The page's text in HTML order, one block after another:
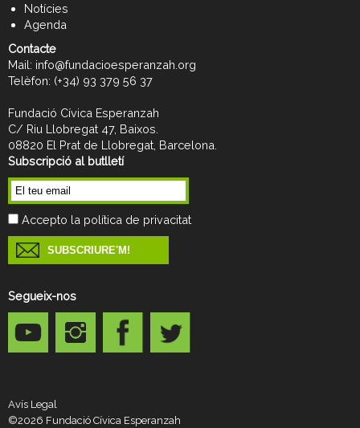
Notícies
Agenda
Contacte
Mail: info@fundacioesperanzah.org
Telèfon: (+34) 93 379 56 37
Fundació Cívica Esperanzah
C/ Riu Llobregat 47, Baixos.
08820 El Prat de Llobregat, Barcelona.
Subscripció al butlletí
Accepto la política de privacitat
Segueix-nos
Avís Legal
©2026 Fundació Cívica Esperanzah